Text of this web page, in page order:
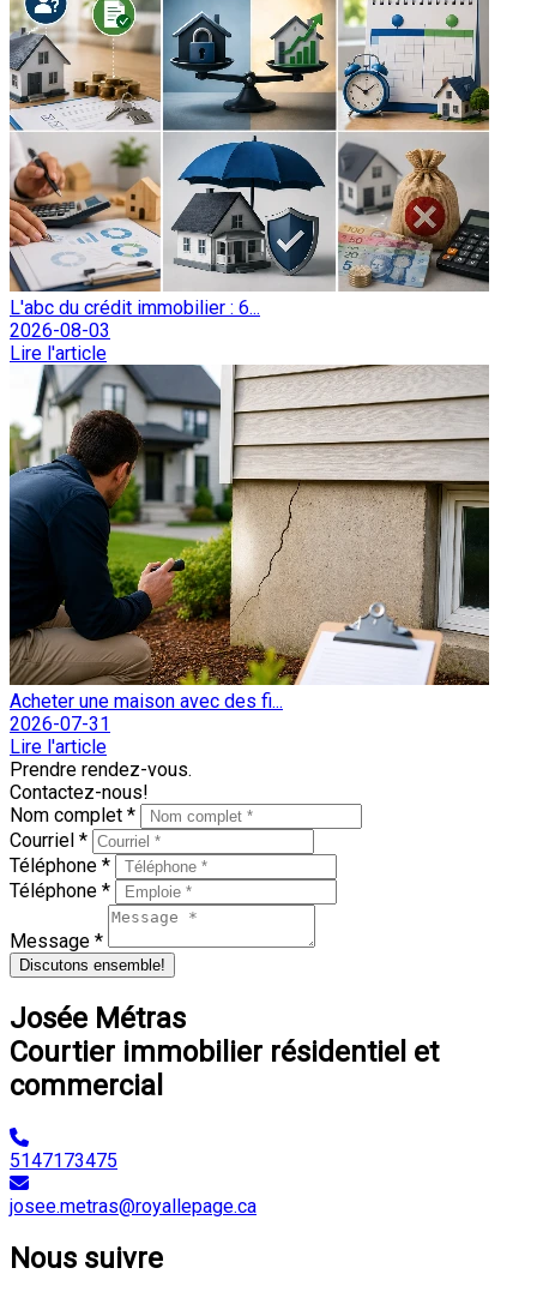
L'abc du crédit immobilier : 6...
2026-08-03
Lire l'article
Acheter une maison avec des fi...
2026-07-31
Lire l'article
Prendre rendez-vous.
Contactez-nous!
Nom complet *
Courriel *
Téléphone *
Téléphone *
Message *
Discutons ensemble!
Josée Métras
Courtier immobilier résidentiel et
commercial
5147173475
josee.metras@royallepage.ca
Nous suivre